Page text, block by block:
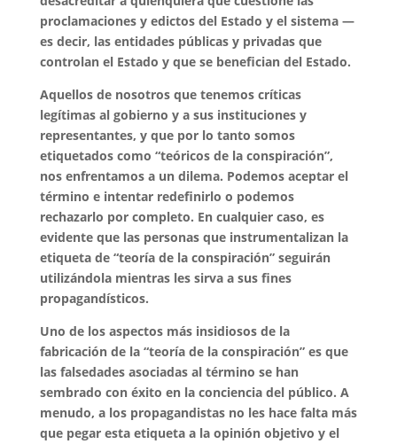
proclamaciones y edictos del Estado y el sistema —
es decir, las entidades públicas y privadas que
controlan el Estado y que se benefician del Estado.
Aquellos de nosotros que tenemos críticas
legítimas al gobierno y a sus instituciones y
representantes, y que por lo tanto somos
etiquetados como “teóricos de la conspiración”,
nos enfrentamos a un dilema. Podemos aceptar el
término e intentar redefinirlo o podemos
rechazarlo por completo. En cualquier caso, es
evidente que las personas que instrumentalizan la
etiqueta de “teoría de la conspiración” seguirán
utilizándola mientras les sirva a sus fines
propagandísticos.
Uno de los aspectos más insidiosos de la
fabricación de la “teoría de la conspiración” es que
las falsedades asociadas al término se han
sembrado con éxito en la conciencia del público. A
menudo, a los propagandistas no les hace falta más
que pegar esta etiqueta a la opinión objetivo y el